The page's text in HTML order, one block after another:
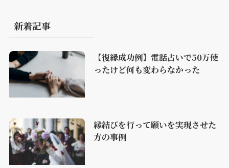
新着記事
【復縁成功例】電話占いで50万使
ったけど何も変わらなかった
縁結びを行って願いを実現させた
方の事例